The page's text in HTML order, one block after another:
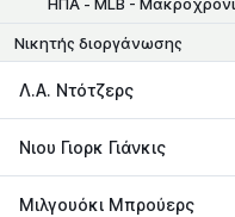
Astros combined
Νικητής διοργάνωσης
Λ.Α. Ντότζερς
Νιου Γιορκ Γιάνκις
Μιλγουόκι Μπρούερς